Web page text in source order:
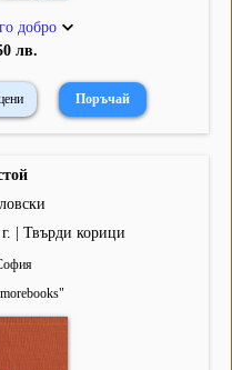
добро
лв.
| Твърди корици
morebooks"